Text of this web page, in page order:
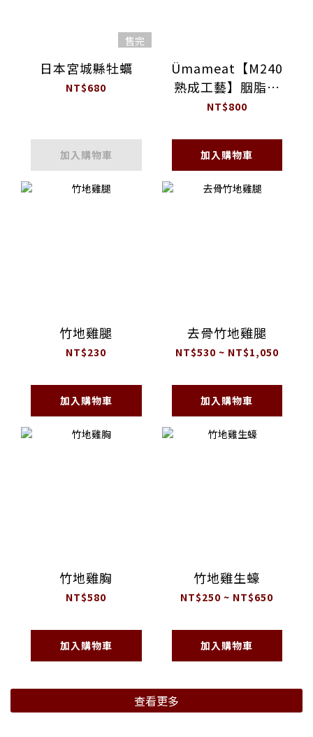
售完
日本宮城縣牡蠣
NT$680
加入購物車
Ümameat【M240
熟成工藝】胭脂鴨
胸
NT$800
加入購物車
竹地雞腿
NT$230
加入購物車
去骨竹地雞腿
NT$530 ~ NT$1,050
加入購物車
竹地雞胸
NT$580
加入購物車
竹地雞生蠔
NT$250 ~ NT$650
加入購物車
查看更多